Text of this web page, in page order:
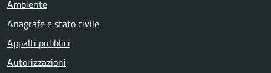
Ambiente
Anagrafe e stato civile
Appalti pubblici
Autorizzazioni